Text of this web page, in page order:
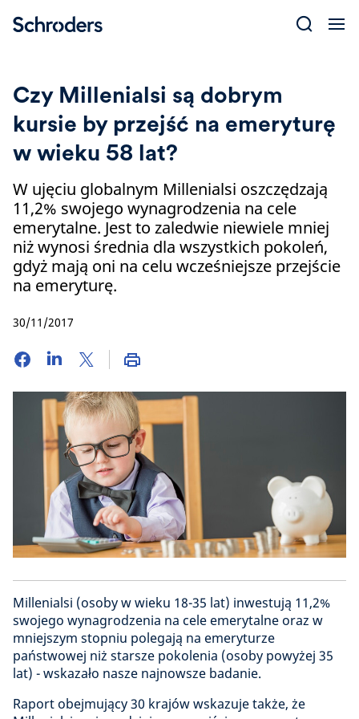
Czy Millenialsi są dobrym
kursie by przejść na emeryturę
w wieku 58 lat?
W ujęciu globalnym Millenialsi oszczędzają
11,2% swojego wynagrodzenia na cele
emerytalne. Jest to zaledwie niewiele mniej
niż wynosi średnia dla wszystkich pokoleń,
gdyż mają oni na celu wcześniejsze przejście
na emeryturę.
30/11/2017
Millenialsi (osoby w wieku 18-35 lat) inwestują 11,2%
swojego wynagrodzenia na cele emerytalne oraz w
mniejszym stopniu polegają na emeryturze
państwowej niż starsze pokolenia (osoby powyżej 35
lat) - wskazało nasze najnowsze badanie.
Raport obejmujący 30 krajów wskazuje także, że